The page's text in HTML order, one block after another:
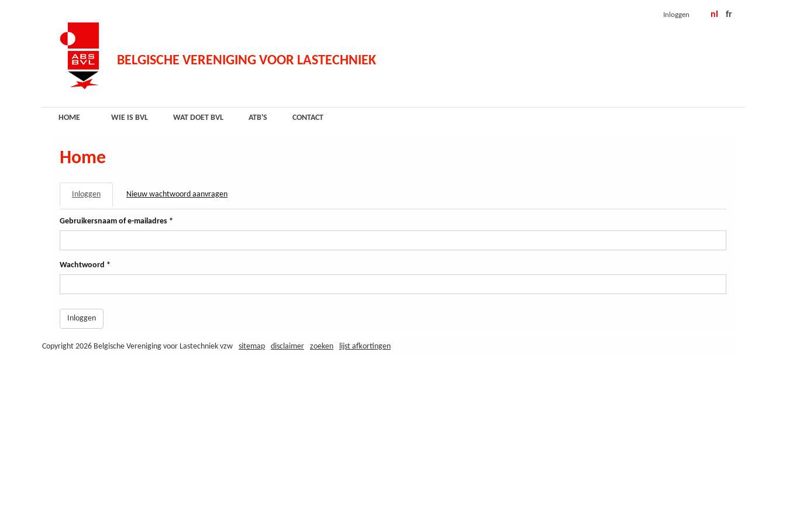
Inloggen nl fr
BELGISCHE VERENIGING VOOR LASTECHNIEK
HOME WIE IS BVL WAT DOET BVL ATB'S CONTACT
Home
PRIMAIRE
Inloggen
tabblad)
Nieuw wachtwoord aanvragen
Gebruikersnaam of e-mailadres *
Wachtwoord *
Inloggen
Copyright 2026 Belgische Vereniging voor Lastechniek vzw sitemap disclaimer zoeken lijst afkortingen